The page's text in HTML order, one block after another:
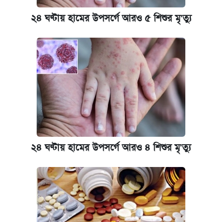
২৪ ঘণ্টায় হামের উপসর্গে আরও ৫ শিশুর মৃ'ত্যু
২৪ ঘণ্টায় হামের উপসর্গে আরও ৪ শিশুর মৃ'ত্যু